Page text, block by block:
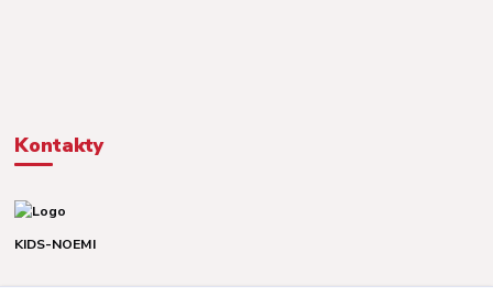
Kontakty
KIDS-NOEMI